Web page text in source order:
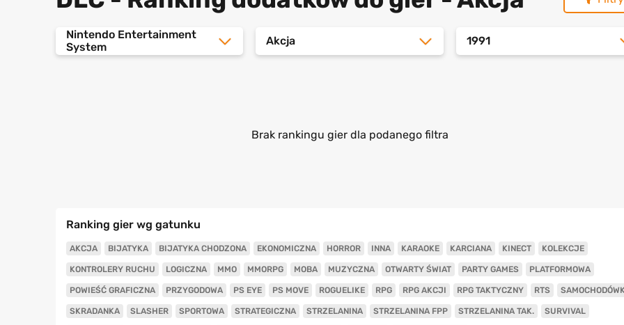
Nintendo Entertainment
System
Akcja 1991
Brak rankingu gier dla podanego filtra
Ranking gier wg gatunku
AKCJA BIJATYKA BIJATYKA CHODZONA EKONOMICZNA HORROR INNA KARAOKE KARCIANA KINECT KOLEKCJE
KONTROLERY RUCHU LOGICZNA MMO MMORPG MOBA MUZYCZNA OTWARTY ŚWIAT PARTY GAMES PLATFORMOWA
POWIEŚĆ GRAFICZNA PRZYGODOWA PS EYE PS MOVE ROGUELIKE RPG RPG AKCJI RPG TAKTYCZNY RTS
SKRADANKA SLASHER SPORTOWA STRATEGICZNA STRZELANINA STRZELANINA FPP STRZELANINA TAK. SURVIVAL